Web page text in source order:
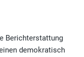
Berichterstattung
demokratisch